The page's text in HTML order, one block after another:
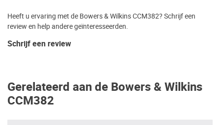
Heeft u ervaring met de Bowers & Wilkins CCM382? Schrijf een
review en help andere geïnteresseerden.
Schrijf een review
Gerelateerd aan de Bowers & Wilkins
CCM382